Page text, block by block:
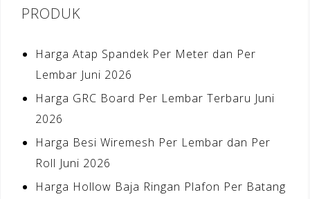
PRODUK
Harga Atap Spandek Per Meter dan Per
Lembar Juni 2026
Harga GRC Board Per Lembar Terbaru Juni
2026
Harga Besi Wiremesh Per Lembar dan Per
Roll Juni 2026
Harga Hollow Baja Ringan Plafon Per Batang